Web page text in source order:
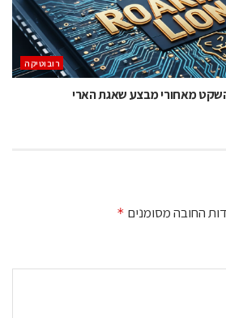
רובוטיקה
מאחורי מבצע שאגת הארי
החובה מסומנים *